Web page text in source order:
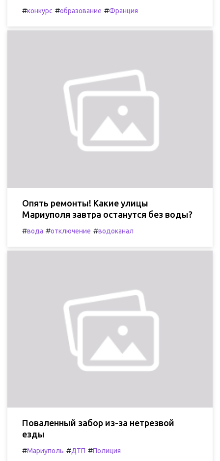
#конкурс #образование #Франция
Опять ремонты! Какие улицы
Мариуполя завтра останутся без воды?
#вода #отключение #водоканал
Поваленный забор из-за нетрезвой
езды
#Мариуполь #ДТП #Полиция